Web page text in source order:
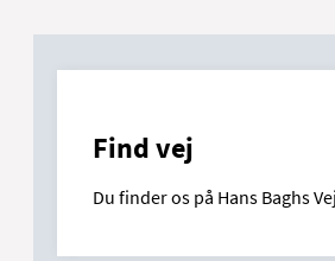
oplysninger - er du
Find vej
Du finder os på Hans Baghs